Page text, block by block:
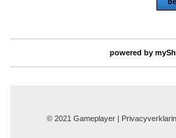
powered by
© 2021 Gameplayer |